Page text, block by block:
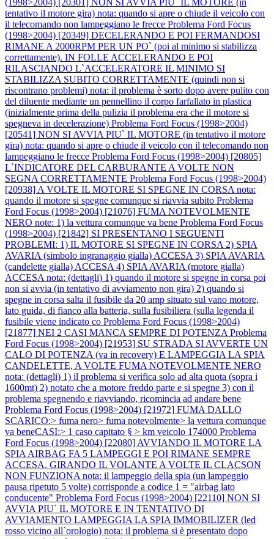
tentativo il motore gira) nota: quando si apre o chiude il veicolo con
il telecomando non lampeggiano le frecce Problema Ford Focus
(1998>2004) [20349] DECELERANDO E POI FERMANDOSI
RIMANE A 2000RPM PER UN PO` (poi al minimo si stabilizza
correttamente). IN FOLLE ACCELERANDO E POI
RILASCIANDO L`ACCELERATORE IL MINIMO SI
STABILIZZA SUBITO CORRETTAMENTE (quindi non si
riscontrano problemi) nota: il problema è sorto dopo avere pulito con
del diluente mediante un pennellino il corpo farfallato in plastica
(inizialmente prima della pulizia il problema era che il motore si
spegneva in decelerazione) Problema Ford Focus (1998>2004)
[20541] NON SI AVVIA PIU` IL MOTORE (in tentativo il motore
gira) nota: quando si apre o chiude il veicolo con il telecomando non
lampeggiano le frecce Problema Ford Focus (1998>2004) [20805]
L`INDICATORE DEL CARBURANTE A VOLTE NON
SEGNA CORRETTAMENTE Problema Ford Focus (1998>2004)
[20938] A VOLTE IL MOTORE SI SPEGNE IN CORSA nota:
quando il motore si spegne comunque si riavvia subito Problema
Ford Focus (1998>2004) [21076] FUMA NOTEVOLMENTE
NERO note: 1) la vettura comunque va bene Problema Ford Focus
(1998>2004) [21842] SI PRESENTANO I SEGUENTI
PROBLEMI: 1) IL MOTORE SI SPEGNE IN CORSA 2) SPIA
AVARIA (simbolo ingranaggio gialla) ACCESA 3) SPIA AVARIA
(candelette gialla) ACCESA 4) SPIA AVARIA (motore gialla)
ACCESA nota: (dettagli) 1) quando il motore si spegne in corsa poi
non si avvia (in tentativo di avviamento non gira) 2) quando si
spegne in corsa salta il fusibile da 20 amp situato sul vano motore,
lato guida, di fianco alla batteria, sulla fusibiliera (sulla legenda il
fusibile viene indicato co Problema Ford Focus (1998>2004)
[21877] NEI 2 CASI MANCA SEMPRE DI POTENZA Problema
Ford Focus (1998>2004) [21953] SU STRADA SI AVVERTE UN
CALO DI POTENZA (va in recovery) E LAMPEGGIA LA SPIA
CANDELETTE, A VOLTE FUMA NOTEVOLMENTE NERO
nota: (dettagli) 1) il problema si verifica solo ad alta quota (sopra i
1600mt) 2) notato che a motore freddo parte e si spegne 3) con il
problema spegnendo e riavviando, ricomincia ad andare bene
Problema Ford Focus (1998>2004) [21972] FUMA DALLO
SCARICO:> fuma nero> fuma notevolmente> la vettura comunque
va beneCASI:> 1 caso capitato § > km veicolo 174000 Problema
Ford Focus (1998>2004) [22080] AVVIANDO IL MOTORE LA
SPIA AIRBAG FA 5 LAMPEGGI E POI RIMANE SEMPRE
ACCESA. GIRANDO IL VOLANTE A VOLTE IL CLACSON
NON FUNZIONA nota: il lampeggio della spia (un lampeggio
pausa ripetuto 5 volte) corrisponde a codice 1 = "airbag lato
conducente" Problema Ford Focus (1998>2004) [22110] NON SI
AVVIA PIU` IL MOTORE E IN TENTATIVO DI
AVVIAMENTO LAMPEGGIA LA SPIA IMMOBILIZER (led
rosso vicino all`orologio) nota: il problema si è presentato dopo